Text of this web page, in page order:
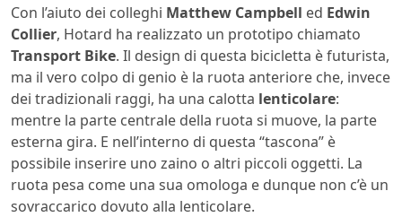
Con l’aiuto dei colleghi Matthew Campbell ed Edwin
Collier, Hotard ha realizzato un prototipo chiamato
Transport Bike. Il design di questa bicicletta è futurista,
ma il vero colpo di genio è la ruota anteriore che, invece
dei tradizionali raggi, ha una calotta lenticolare:
mentre la parte centrale della ruota si muove, la parte
esterna gira. E nell’interno di questa “tascona” è
possibile inserire uno zaino o altri piccoli oggetti. La
ruota pesa come una sua omologa e dunque non c’è un
sovraccarico dovuto alla lenticolare.